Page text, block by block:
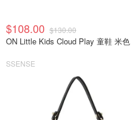
$108.00 $130.00
ON Little Kids Cloud Play 童鞋 米色
SSENSE